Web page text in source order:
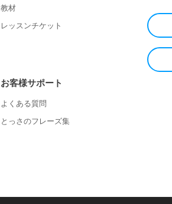
教材
レッスンチケット
お客様サポート
よくある質問
とっさのフレーズ集